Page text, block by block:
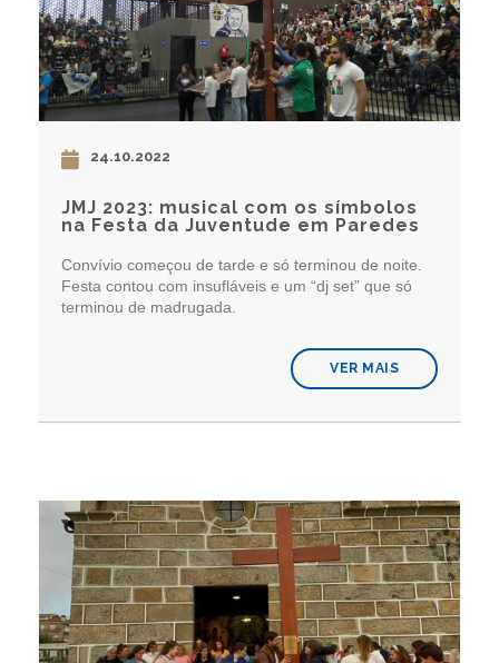
24.10.2022
JMJ 2023: musical com os símbolos
na Festa da Juventude em Paredes
Convívio começou de tarde e só terminou de noite.
Festa contou com insufláveis e um “dj set” que só
terminou de madrugada.
VER MAIS